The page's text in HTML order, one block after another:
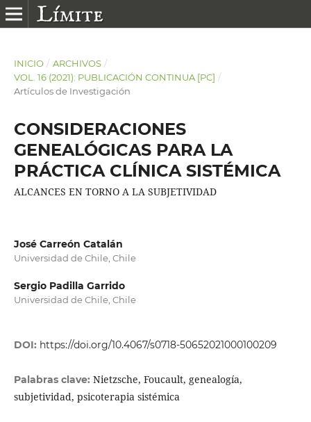
INICIO / ARCHIVOS /
VOL. 16 (2021): PUBLICACIÓN CONTINUA [PC] /
Artículos de Investigación
CONSIDERACIONES
GENEALÓGICAS PARA LA
PRÁCTICA CLÍNICA SISTÉMICA
ALCANCES EN TORNO A LA SUBJETIVIDAD
José Carreón Catalán
Universidad de Chile, Chile
Sergio Padilla Garrido
Universidad de Chile, Chile
DOI: https://doi.org/10.4067/s0718-50652021000100209
Palabras clave: Nietzsche, Foucault, genealogía,
subjetividad, psicoterapia sistémica